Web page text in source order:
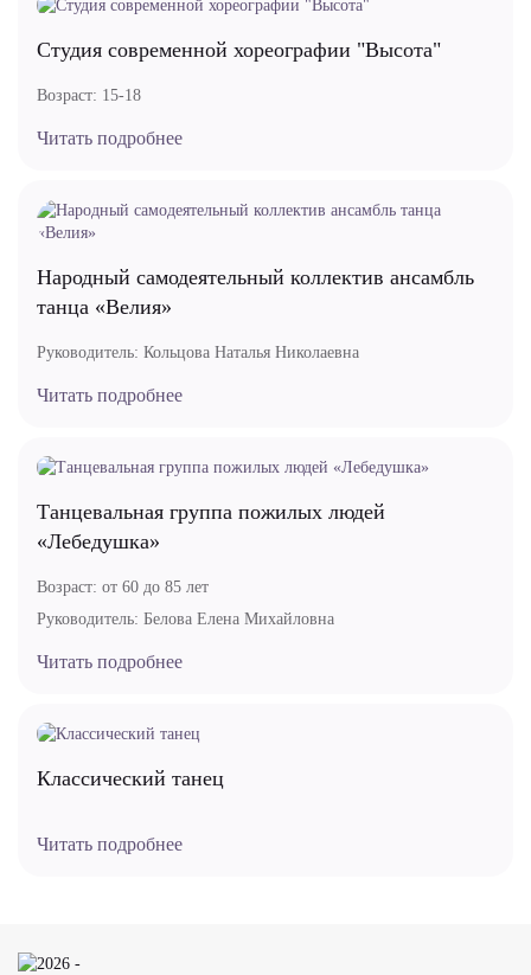
Студия современной хореографии "Высота"
Возраст: 15-18
Читать подробнее
Народный самодеятельный коллектив ансамбль
танца «Велия»
Руководитель: Кольцова Наталья Николаевна
Читать подробнее
Танцевальная группа пожилых людей
«Лебедушка»
Возраст: от 60 до 85 лет
Руководитель: Белова Елена Михайловна
Читать подробнее
Классический танец
Читать подробнее